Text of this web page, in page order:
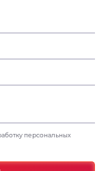
персональных